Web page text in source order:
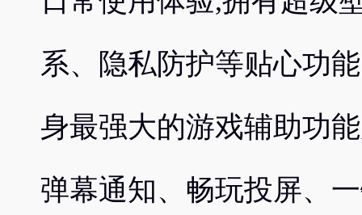
系、隐私防护等贴心功
身最强大的游戏辅助功
弹幕通知、畅玩投屏、